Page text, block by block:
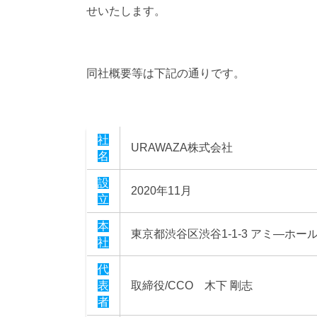
せいたします。
同社概要等は下記の通りです。
社
名
URAWAZA株式会社
設
立
2020年11月
本
社
東京都渋谷区渋谷1-1-3 アミ―ホー
代
表
者
取締役/CCO 木下 剛志